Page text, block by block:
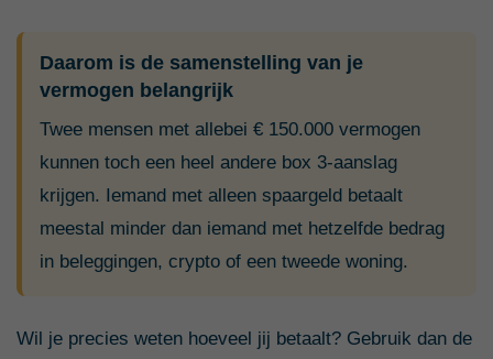
Daarom is de samenstelling van je
vermogen belangrijk
Twee mensen met allebei € 150.000 vermogen
kunnen toch een heel andere box 3-aanslag
krijgen. Iemand met alleen spaargeld betaalt
meestal minder dan iemand met hetzelfde bedrag
in beleggingen, crypto of een tweede woning.
Wil je precies weten hoeveel jij betaalt? Gebruik dan de